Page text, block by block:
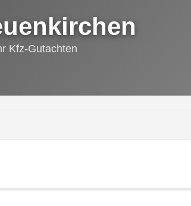
Kfz-Gutachten